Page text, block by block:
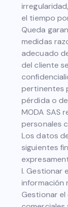
el tiempo
Queda
medidas
adecuado
del cliente
pertinentes
pérdida o
MODA SAS
personales
Los datos
siguientes
I. Gestionar
información
Gestionar